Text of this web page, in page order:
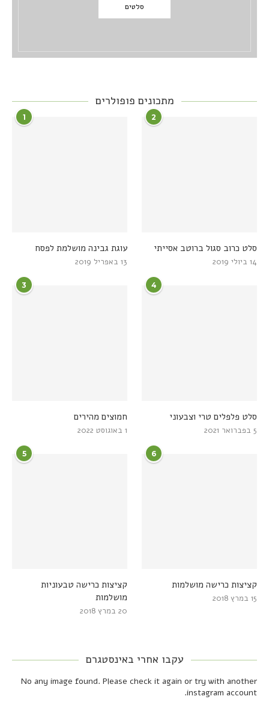
סלטים
מתכונים פופולרים
1
עוגת גבינה מושלמת לפסח
13 באפריל 2019
2
סלט כרוב סגול ברוטב אסייתי
14 ביולי 2019
3
חמוצים מהירים
1 באוגוסט 2022
4
סלט פלפלים טרי וצבעוני
5 בפברואר 2021
5
קציצות כרישה טבעוניות
מושלמות
20 במרץ 2018
6
קציצות כרישה מושלמות
15 במרץ 2018
עקבו אחרי באינסטגרם
No any image found. Please check it again or try with another
instagram account.